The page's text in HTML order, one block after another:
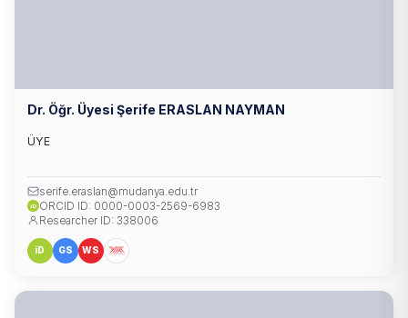
Dr. Öğr. Üyesi Şerife ERASLAN NAYMAN
ÜYE
serife.eraslan@mudanya.edu.tr
iD ORCID ID: 0000-0003-2569-6983
Researcher ID: 338006
iD GS WS